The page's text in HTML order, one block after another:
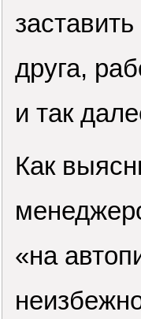
друга,
и так
Как
«на